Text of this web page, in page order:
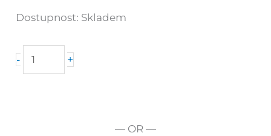
Dostupnost: Skladem
-
Detox
Classic
+
— OR —